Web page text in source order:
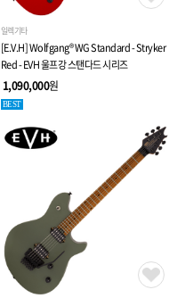
일렉기타
[E.V.H] Wolfgang® WG Standard - Stryker
Red - EVH 울프강 스탠다드 시리즈
1,090,000원
BEST